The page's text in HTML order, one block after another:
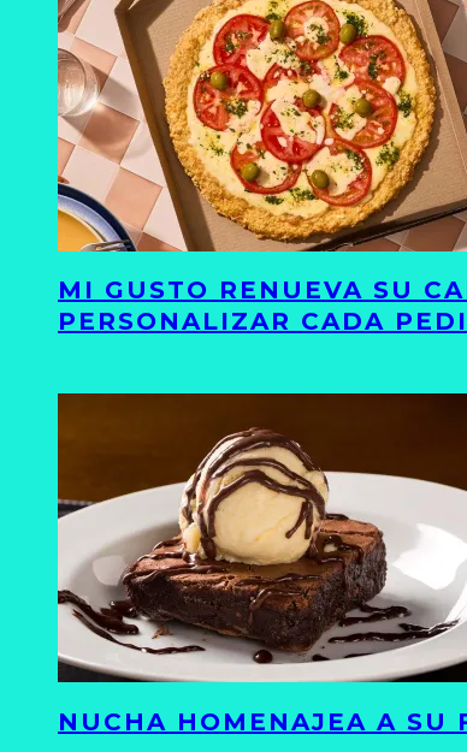
MI GUSTO RENUEVA SU
PERSONALIZAR CADA
NUCHA HOMENAJEA A SU